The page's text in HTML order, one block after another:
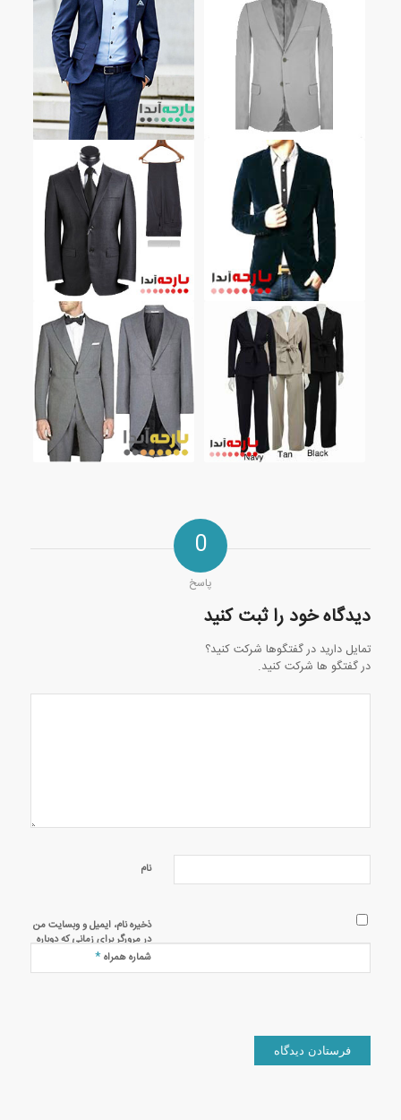
0
پاسخ
دیدگاه خود را ثبت کنید
تمایل دارید در گفتگوها شرکت کنید؟
در گفتگو ها شرکت کنید.
نام
ذخیره نام، ایمیل و وبسایت من
در مرورگر برای زمانی که دوباره
دیدگاهی می‌نویسم.
شماره همراه*